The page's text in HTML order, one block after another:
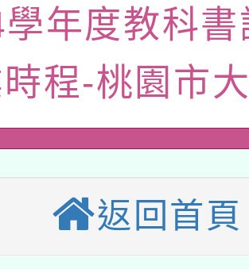
間赴陸應申請許可
經濟部水利署委託
術研究院辦理「
績優單位及節水達
年8月22日(星期六
市孔廟祈福系列
慧啟航」
年桃園地景藝術
115學年度第2次
選結果公告(無人
運動共學行動站研
辦理115年度閱讀
讀推動專業研習
賦能─人工智慧
年度教科
程-桃園市
返回首頁